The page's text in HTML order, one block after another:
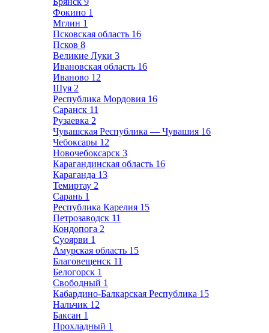
Фокино 1
Мглин 1
Псковская область 16
Псков 8
Великие Луки 3
Ивановская область 16
Иваново 12
Шуя 2
Республика Мордовия 16
Саранск 11
Рузаевка 2
Чувашская Республика — Чувашия 16
Чебоксары 12
Новочебоксарск 3
Карагандинская область 16
Караганда 13
Темиртау 2
Сарань 1
Республика Карелия 15
Петрозаводск 11
Кондопога 2
Суоярви 1
Амурская область 15
Благовещенск 11
Белогорск 1
Свободный 1
Кабардино-Балкарская Республика 15
Нальчик 12
Баксан 1
Прохладный 1